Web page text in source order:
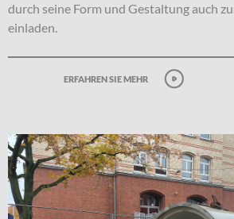
durch seine Form und Gestaltung auch
einladen.
erfahren sie mehr